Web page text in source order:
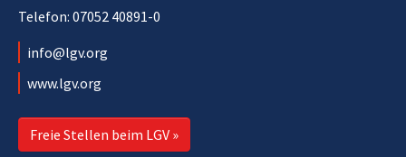
Telefon: 07052 40891-0
info@lgv.org
www.lgv.org
Freie Stellen beim LGV »